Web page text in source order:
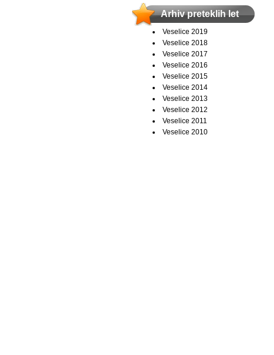
Arhiv preteklih let
Veselice 2019
Veselice 2018
Veselice 2017
Veselice 2016
Veselice 2015
Veselice 2014
Veselice 2013
Veselice 2012
Veselice 2011
Veselice 2010